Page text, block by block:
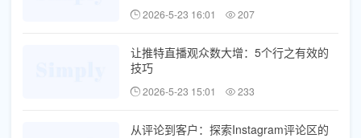
2026-5-23 16:01 207
让推特直播观众数大增：5个行之有效的
技巧
2026-5-23 15:01 233
从评论到客户：探索Instagram评论区的